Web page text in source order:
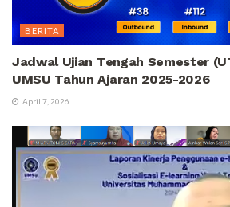
BERITA
Jadwal Ujian Tengah Semester
UMSU Tahun Ajaran 2025-2026
April 7, 2026